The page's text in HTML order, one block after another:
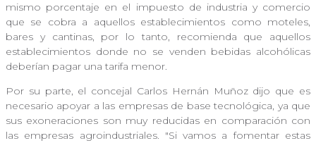
mismo porcentaje en el impuesto de industria y comercio
que se cobra a aquellos establecimientos como moteles,
bares y cantinas, por lo tanto, recomienda que aquellos
establecimientos donde no se venden bebidas alcohólicas
deberían pagar una tarifa menor.
Por su parte, el concejal Carlos Hernán Muñoz dijo que es
necesario apoyar a las empresas de base tecnológica, ya que
sus exoneraciones son muy reducidas en comparación con
las empresas agroindustriales. "Si vamos a fomentar estas